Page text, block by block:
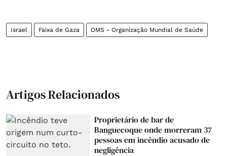
Israel Faixa de Gaza OMS - Organização Mundial de Saúde
Artigos Relacionados
Proprietário de bar de
Banguecoque onde morreram 37
pessoas em incêndio acusado de
negligência